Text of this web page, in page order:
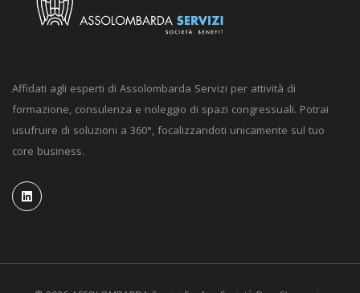
Affidati agli esperti di Assolombarda Servizi per attività di
formazione, consulenza e noleggio di spazi congressuali. Potrai
usufruire di soluzioni a 360°, focalizzandoti unicamente sul tuo
core business.